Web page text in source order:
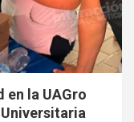
en la UAGro